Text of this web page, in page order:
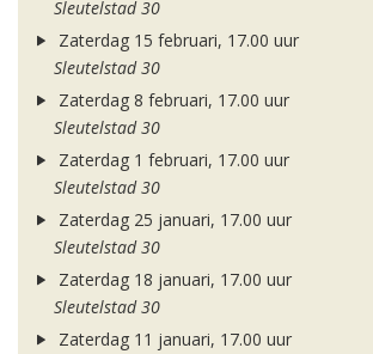
Sleutelstad 30
Zaterdag 15 februari, 17.00 uur
Sleutelstad 30
Zaterdag 8 februari, 17.00 uur
Sleutelstad 30
Zaterdag 1 februari, 17.00 uur
Sleutelstad 30
Zaterdag 25 januari, 17.00 uur
Sleutelstad 30
Zaterdag 18 januari, 17.00 uur
Sleutelstad 30
Zaterdag 11 januari, 17.00 uur